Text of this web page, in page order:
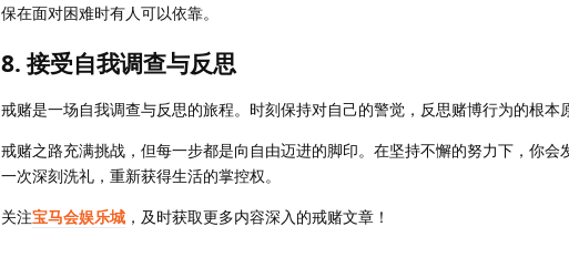
保在面对困难时有人可以依靠。
8. 接受自我调查与反思
戒赌是一场自我调查与反思的旅程。时刻保持对自己的警觉，反思赌博行为的根本
戒赌之路充满挑战，但每一步都是向自由迈进的脚印。在坚持不懈的努力下，你
一次深刻洗礼，重新获得生活的掌控权。
关注宝马会娱乐城 ，及时获取更多内容深入的戒赌文章！